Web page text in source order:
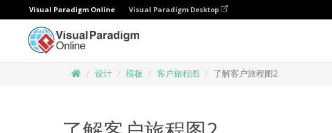
Visual Paradigm Online Visual Paradigm Desktop
设计 模板 客户旅程图 了解客户旅程图2